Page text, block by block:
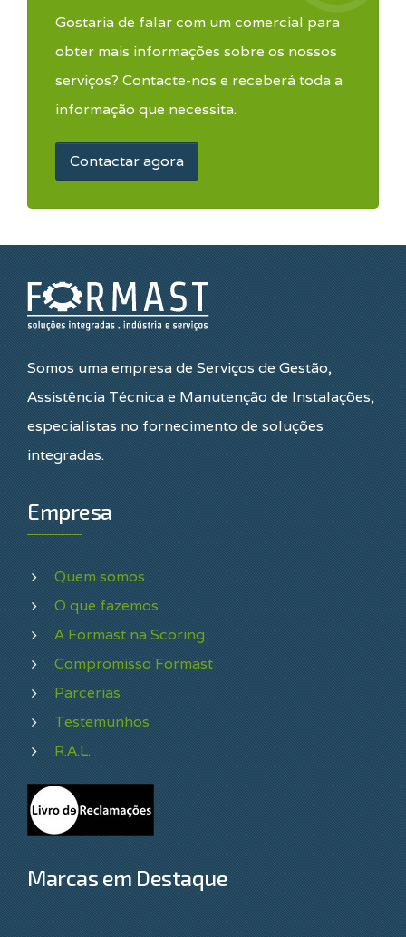
Gostaria de falar com um comercial para
obter mais informações sobre os nossos
serviços? Contacte-nos e receberá toda a
informação que necessita.
Contactar agora
Somos uma empresa de Serviços de Gestão,
Assistência Técnica e Manutenção de Instalações,
especialistas no fornecimento de soluções
integradas.
Empresa
Quem somos
O que fazemos
A Formast na Scoring
Compromisso Formast
Parcerias
Testemunhos
R.A.L.
Marcas em Destaque